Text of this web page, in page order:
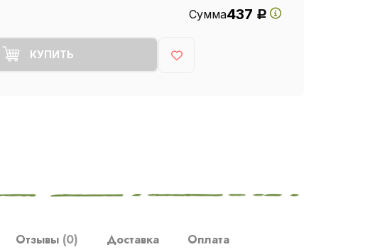
Сумма437 Р
КУПИТЬ
Отзывы (0) Доставка Оплата